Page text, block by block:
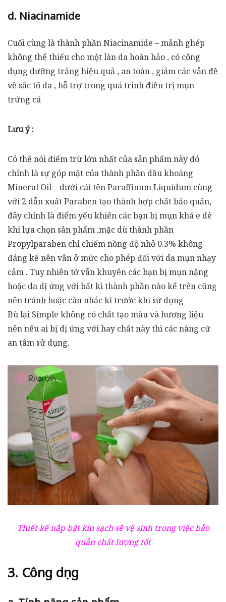
d. Niacinamide
Cuối cùng là thành phần Niacinamide – mảnh ghép
không thể thiếu cho một làn da hoàn hảo , có công
dụng dưỡng trắng hiệu quả , an toàn , giảm các vẫn đề
về sắc tố da , hỗ trợ trong quá trình điều trị mụn
trứng cá
Lưu ý :
Có thể nói điểm trừ lớn nhất của sản phẩm này đó
chính là sự góp mặt của thành phần dầu khoáng
Mineral Oil – dưới cái tên Paraffinum Liquidum cùng
với 2 dẫn xuất Paraben tạo thành hợp chất bảo quản,
đây chính là điểm yếu khiến các bạn bị mụn khá e dè
khi lựa chọn sản phẩm ,mặc dù thành phần
Propylparaben chỉ chiếm nồng độ nhỏ 0.3% không
đáng kể nên vẫn ở mức cho phép đối với da mụn nhạy
cảm . Tuy nhiên tớ vẫn khuyên các bạn bị mụn nặng
hoặc da dị ứng với bất kì thành phần nào kể trên cũng
nên tránh hoặc cân nhắc kĩ trước khi sử dụng
Bù lại Simple không có chất tạo màu và hương liệu
nên nếu ai bị dị ứng với hay chất này thì các nàng cứ
an tâm sử dụng.
Thiết kế nắp bật kín sạch sẽ vệ sinh trong việc bảo
quản chất lượng tốt
3. Công dụng